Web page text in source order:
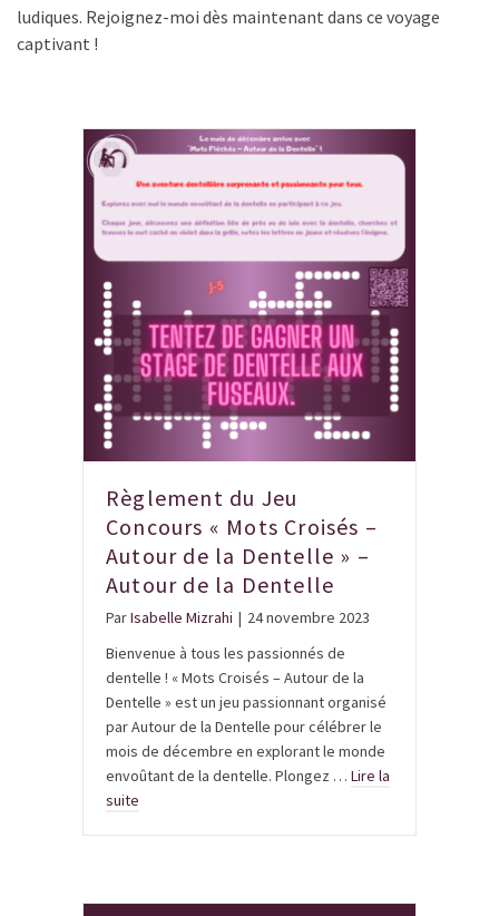
ludiques. Rejoignez-moi dès maintenant dans ce voyage
captivant !
Règlement du Jeu
Concours « Mots Croisés –
Autour de la Dentelle » –
Autour de la Dentelle
ParIsabelle Mizrahi | 24 novembre 2023
Bienvenue à tous les passionnés de
dentelle ! « Mots Croisés – Autour de la
Dentelle » est un jeu passionnant organisé
par Autour de la Dentelle pour célébrer le
mois de décembre en explorant le monde
envoûtant de la dentelle. Plongez … Lire la
suite